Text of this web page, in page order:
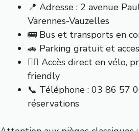
📍 Adresse : 2 avenue
Varennes-Vauzelles
🚌 Bus et transports en
🚗 Parking gratuit et
🚴‍♂️ Accès direct en vélo,
friendly
📞 Téléphone : 03 86 57
réservations